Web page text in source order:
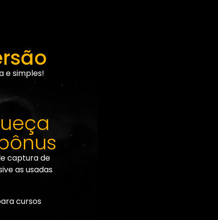
e simples!
captura de
as usadas
cursos